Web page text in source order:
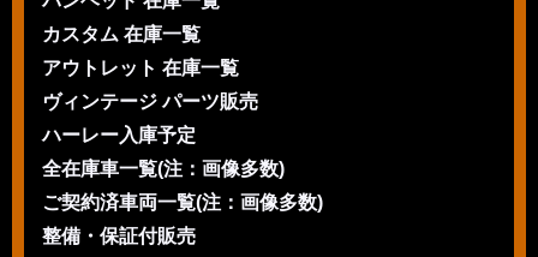
カスタム 在庫一覧
アウトレット 在庫一覧
ヴィンテージ パーツ販売
ハーレー入庫予定
全在庫車一覧(注：画像多数)
ご契約済車両一覧(注：画像多数)
整備・保証付販売